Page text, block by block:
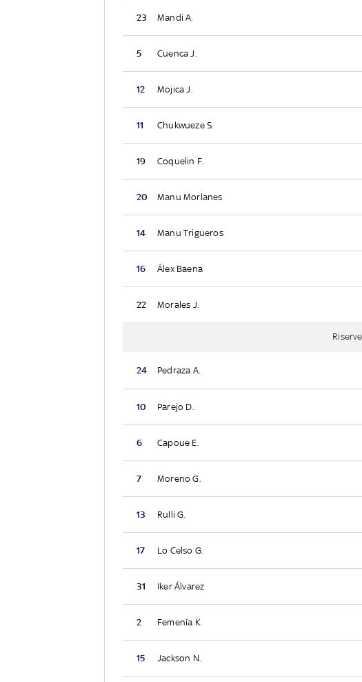
23 Mandi A.
5 Cuenca J.
12 Mojica J.
11 Chukwueze S.
19 Coquelin F.
20 Manu Morlanes
14 Manu Trigueros
16 Álex Baena
22 Morales J.
Riserve
24 Pedraza A.
10 Parejo D.
6 Capoue E.
7 Moreno G.
13 Rulli G.
17 Lo Celso G.
31 Iker Álvarez
2 Femenía K.
15 Jackson N.